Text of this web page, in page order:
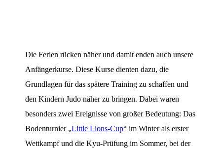
Die Ferien rücken näher und damit enden auch unsere
Anfängerkurse. Diese Kurse dienten dazu, die
Grundlagen für das spätere Training zu schaffen und
den Kindern Judo näher zu bringen. Dabei waren
besonders zwei Ereignisse von großer Bedeutung: Das
Bodenturnier „Little Lions-Cup“ im Winter als erster
Wettkampf und die Kyu-Prüfung im Sommer, bei der